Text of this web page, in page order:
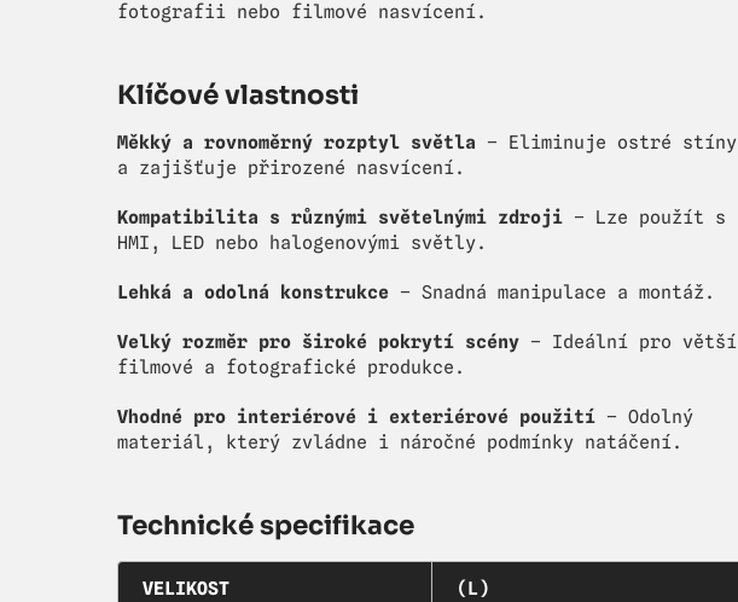
fotografii nebo filmové nasvícení.
Klíčové vlastnosti
Měkký a rovnoměrný rozptyl světla – Eliminuje ostré stíny
a zajišťuje přirozené nasvícení.
Kompatibilita s různými světelnými zdroji – Lze použít s
HMI, LED nebo halogenovými světly.
Lehká a odolná konstrukce – Snadná manipulace a montáž.
Velký rozměr pro široké pokrytí scény – Ideální pro větší
filmové a fotografické produkce.
Vhodné pro interiérové i exteriérové použití – Odolný
materiál, který zvládne i náročné podmínky natáčení.
Technické specifikace
VELIKOST (L)